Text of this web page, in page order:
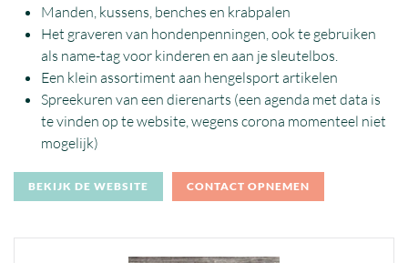
Manden, kussens, benches en krabpalen
Het graveren van hondenpenningen, ook te gebruiken
als name-tag voor kinderen en aan je sleutelbos.
Een klein assortiment aan hengelsport artikelen
Spreekuren van een dierenarts (een agenda met data is
te vinden op te website, wegens corona momenteel niet
mogelijk)
BEKIJK DE WEBSITE CONTACT OPNEMEN